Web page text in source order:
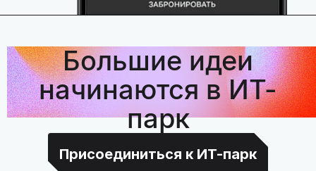
Большие идеи
начинаются в ИТ-
парк
Присоединиться к ИТ-парк